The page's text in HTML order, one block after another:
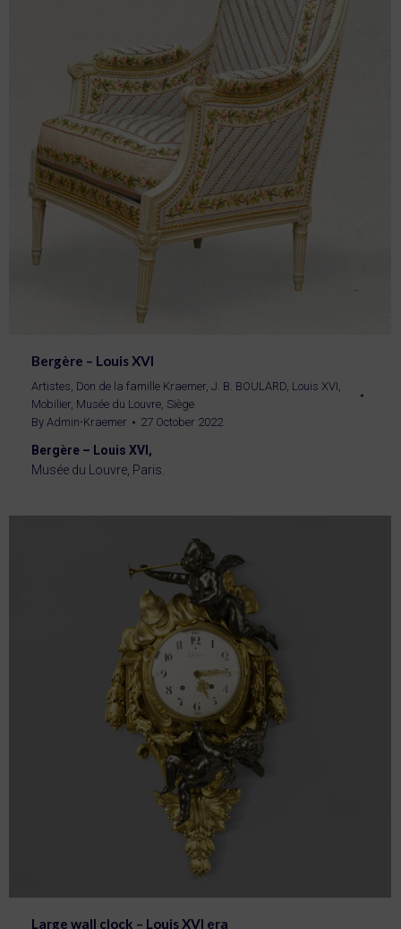
Bergère – Louis XVI
Artistes, Don de la famille Kraemer, J. B. BOULARD, Louis XVI,
Mobilier, Musée du Louvre, Siège
By Admin-Kraemer 27 October 2022
Bergère – Louis XVI,
Musée du Louvre, Paris.
Large wall clock – Louis XVI era